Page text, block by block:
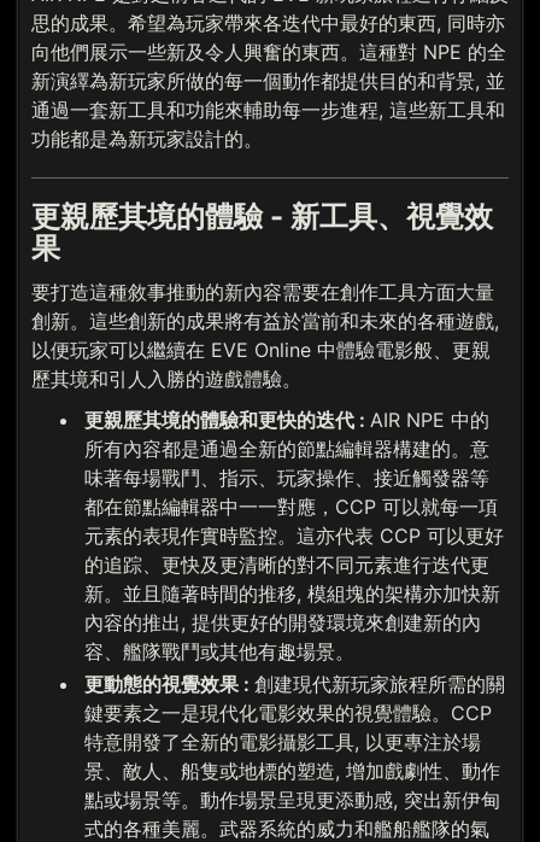
思的成果。希望為玩家帶來各迭代中最好的東西, 同時亦
向他們展示一些新及令人興奮的東西。這種對 NPE 的全
新演繹為新玩家所做的每一個動作都提供目的和背景, 並
通過一套新工具和功能來輔助每一步進程, 這些新工具和
功能都是為新玩家設計的。
更親歷其境的體驗 - 新工具、視覺效
果
要打造這種敘事推動的新內容需要在創作工具方面大量
創新。這些創新的成果將有益於當前和未來的各種遊戲,
以便玩家可以繼續在 EVE Online 中體驗電影般、更親
歷其境和引人入勝的遊戲體驗。
更親歷其境的體驗和更快的迭代 : AIR NPE 中的
所有內容都是通過全新的節點編輯器構建的。意
味著每場戰鬥、指示、玩家操作、接近觸發器等
都在節點編輯器中一一對應，CCP 可以就每一項
元素的表現作實時監控。這亦代表 CCP 可以更好
的追踪、更快及更清晰的對不同元素進行迭代更
新。並且隨著時間的推移, 模組塊的架構亦加快新
內容的推出, 提供更好的開發環境來創建新的內
容、艦隊戰鬥或其他有趣場景。
更動態的視覺效果 :創建現代新玩家旅程所需的關
鍵要素之一是現代化電影效果的視覺體驗。CCP
特意開發了全新的電影攝影工具, 以更專注於場
景、敵人、船隻或地標的塑造, 增加戲劇性、動作
點或場景等。動作場景呈現更添動感, 突出新伊甸
式的各種美麗。武器系統的威力和艦船艦隊的氣